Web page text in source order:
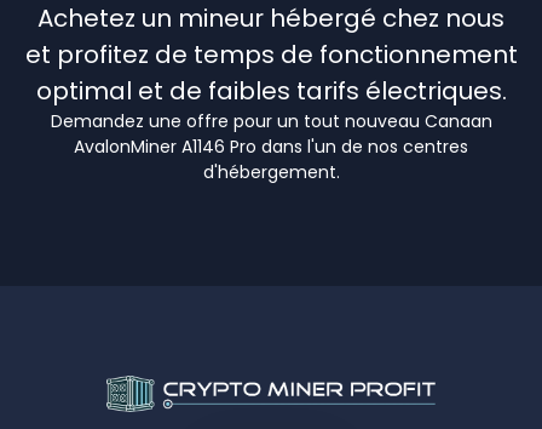
Achetez un mineur hébergé chez nous
et profitez de temps de fonctionnement
optimal et de faibles tarifs électriques.
Demandez une offre pour un tout nouveau Canaan
AvalonMiner A1146 Pro dans l'un de nos centres
d'hébergement.